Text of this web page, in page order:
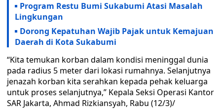
Program Restu Bumi Sukabumi Atasi Masalah
Lingkungan
Dorong Kepatuhan Wajib Pajak untuk Kemajuan
Daerah di Kota Sukabumi
“Kita temukan korban dalam kondisi meninggal dunia
pada radius 5 meter dari lokasi rumahnya. Selanjutnya
jenazah korban kita serahkan kepada pehak keluarga
untuk proses selanjutnya,” Kepala Seksi Operasi Kantor
SAR Jakarta, Ahmad Rizkiansyah, Rabu (12/3)/